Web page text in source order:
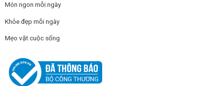
Món ngon mỗi ngày
Khỏe đẹp mỗi ngày
Mẹo vặt cuộc sống